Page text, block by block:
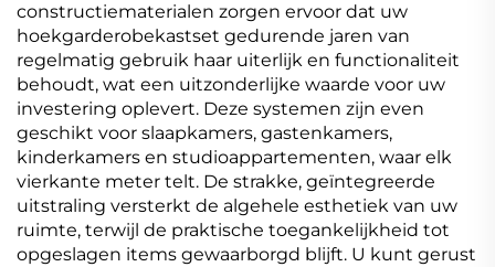
constructiematerialen zorgen ervoor dat uw
hoekgarderobekastset gedurende jaren van
regelmatig gebruik haar uiterlijk en functionaliteit
behoudt, wat een uitzonderlijke waarde voor uw
investering oplevert. Deze systemen zijn even
geschikt voor slaapkamers, gastenkamers,
kinderkamers en studioappartementen, waar elk
vierkante meter telt. De strakke, geïntegreerde
uitstraling versterkt de algehele esthetiek van uw
ruimte, terwijl de praktische toegankelijkheid tot
opgeslagen items gewaarborgd blijft. U kunt gerust